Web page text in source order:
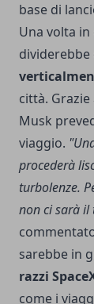
base di
Una volta in
città.
Musk
viaggio.
procederà
turbolenze.
non ci sarà il
sarebbe in
razzi
come i